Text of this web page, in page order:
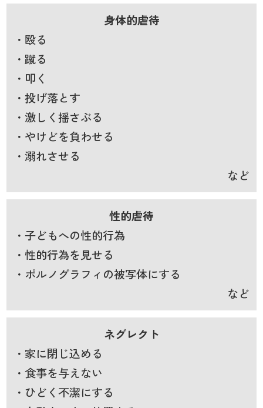
身体的虐待
・殴る
・蹴る
・叩く
・投げ落とす
・激しく揺さぶる
・やけどを負わせる
・溺れさせる
など
性的虐待
・子どもへの性的行為
・性的行為を見せる
・ポルノグラフィの被写体にする
など
ネグレクト
・家に閉じ込める
・食事を与えない
・ひどく不潔にする